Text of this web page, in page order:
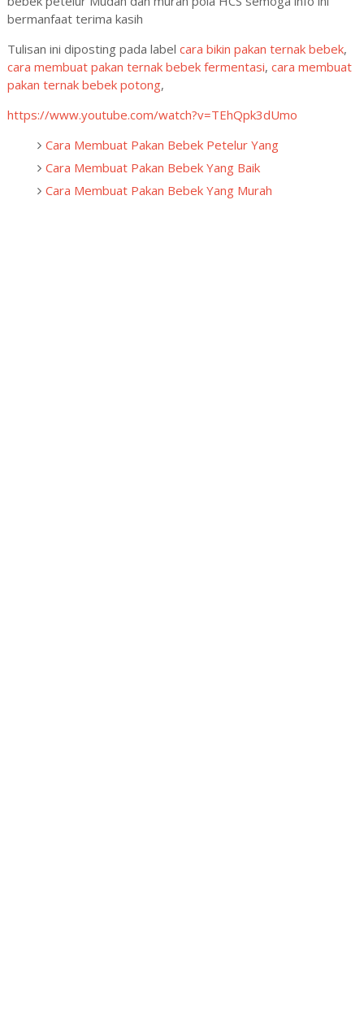
bermanfaat terima kasih
Tulisan ini diposting pada label cara bikin pakan ternak bebek,
cara membuat pakan ternak bebek fermentasi, cara membuat
pakan ternak bebek potong,
https://www.youtube.com/watch?v=TEhQpk3dUmo
Cara Membuat Pakan Bebek Petelur Yang
Cara Membuat Pakan Bebek Yang Baik
Cara Membuat Pakan Bebek Yang Murah